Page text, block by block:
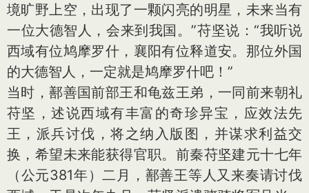
境旷野上空，出现了一颗闪亮的明星，未来当有
一位大德智人，会来到我国。”苻坚说：“我听说
西域有位鸠摩罗什，襄阳有位释道安。那位外国
的大德智人，一定就是鸠摩罗什吧！”
当时，鄯善国前部王和龟兹王弟，一同前来朝礼
苻坚，述说西域有丰富的奇珍异宝，应效法先
王，派兵讨伐，将之纳入版图，并谋求利益交
换，希望未来能获得官职。前秦苻坚建元十七年
（公元381年）二月，鄯善王等人又来奏请讨伐